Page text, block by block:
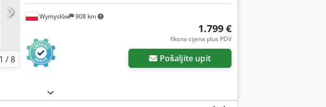
1 /8
Wymysłów 908 km
1.799 €
fiksna cijena plus PDV
Pošaljite upit